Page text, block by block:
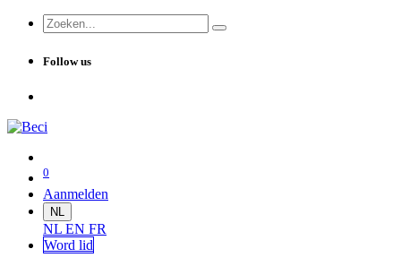
Follow us
0
Aanmelden
NL
NL EN FR
Word lid